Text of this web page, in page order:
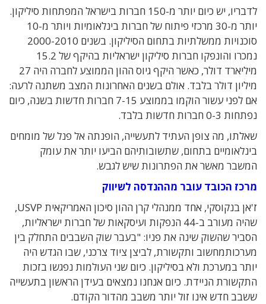
לדבריו, יש כיום יותר מ-150 חברות בישראל המפתחות סיליקון.
יותר מ-30 מרכזי פיתוח של חברות בינלאומיות ויותר מ-10
סוכנויות ממשלתיות בתחום הסיליקון. בשנים 2000-2010
נמכרו והונפקו חברות סיליקון ישראליות בהיקף של 15.2
מיליארד דולר, כאשר היקף גיוס ההון הממוצע לחברה היה 27
מיליון דולר בלבד. אולם בשנים האחרונות המצב משתנה לרעה:
אם לפני עשור הוקמו בממוצע 7-15 חברות חדשות בשנה, כיום
נפתחות 0-3 חברות חדשות בלבד.
שאלתו, מה צופן העתיד לתעשייה, הופנתה אל פנל של מומחים
בינלאומיים בתחום, שתשובותיהם הביעו יותר את עומק
המשבר מאשר את הפתרונות שיש לגבש.
מרכז הכובד עובר מההנדסה לשיווק
ז'אן בנקוסקי, אחד ממנהלי קרן ההון סיכון האמריקאית USVP,
שהיה מעורב ב-44 הנפקות ועיסקאות של חברות ישראליות,
הסביר שהשוק שינה את פניו: "בעבר שוק השבבים התחלק בין
מערכותמחשוב ותקשורת, לביצן ציוד צרכני, שבו הגדש היה
יותר במערכת ולא בסיליקון. כיום שני העולמות נפגשו בזכות
התקשורת הניידת. כיום אנחנו נמצאים בעידן הראשון בתעשייה
ששבב חדש אינו זול יותר משבב מהדור הקודם.